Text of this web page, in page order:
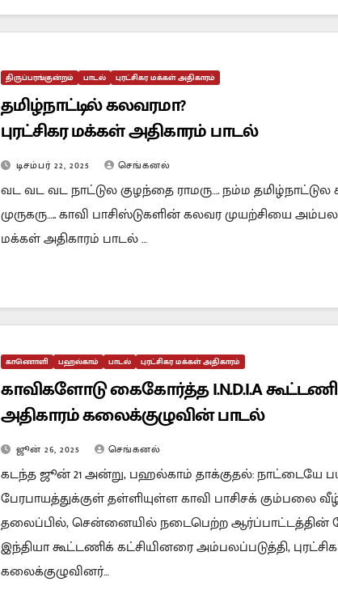
திருப்பரங்குன்றம் பாடல் புரட்சிகர மக்கள் அதிகாரம்
தமிழ்நாட்டில் கலவரமா?
புரட்சிகர மக்கள் அதிகாரம் பாடல்
டிசம்பர் 22, 2025 செங்கனல்
வட வட வட நாட்டுல குழந்தை ராமரு…. நம்ம
முருகரு….. காவி பாசிஸ்டுகளின் கலவர முயற்சியை
மக்கள் அதிகாரம் பாடல் …
காணொளி பஹல்காம் பாடல் புரட்சிகர மக்கள் அதிகாரம்
காவிகளோடு கைகோர்த்த I.N.D.I.A கூட்டணி
அதிகாரம் கலைக்குழுவின் பாடல்
ஜூன் 26, 2025 செங்கனல்
கடந்த ஜூன் 21 அன்று, பஹல்காம் தாக்குதல்: நாட்டையே
பேரபாயத்துக்குள் தள்ளியுள்ள காவி பாசிசக் கும்பலை
தலைப்பில், சென்னையில் நடைபெற்ற ஆர்ப்பாட்டத்தின்
இந்தியா கூட்டணிக் கட்சியினரை அம்பலப்படுத்தி,
கலைக்குழுவினர்…